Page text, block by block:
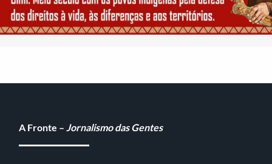
A Fronte – Jornalismo das Gentes